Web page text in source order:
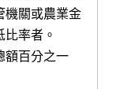
機關或農業金
率者。
額百分之一